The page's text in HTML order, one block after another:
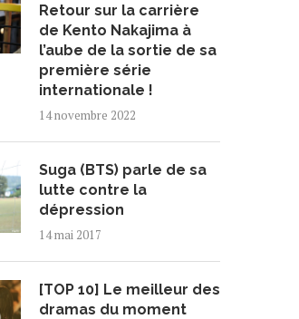
Retour sur la carrière
de Kento Nakajima à
l’aube de la sortie de sa
première série
internationale !
14 novembre 2022
Suga (BTS) parle de sa
lutte contre la
dépression
14 mai 2017
[TOP 10] Le meilleur des
dramas du moment